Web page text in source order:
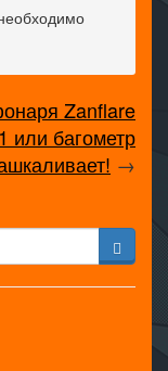
Zanflare
или багометр
→